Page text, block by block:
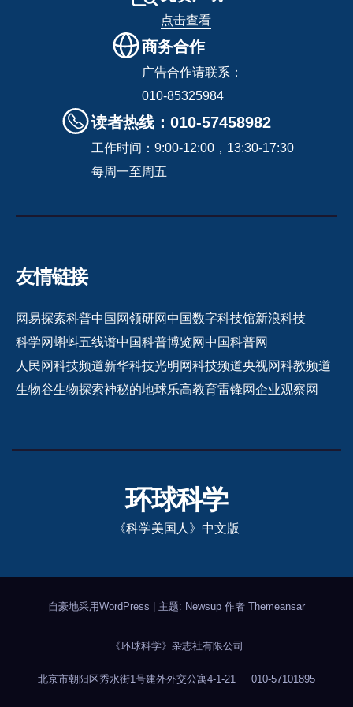
点击查看
商务合作
广告合作请联系：
010-85325984
读者热线：010-57458982
工作时间：9:00-12:00，13:30-17:30
每周一至周五
友情链接
网易探索科普中国网领研网中国数字科技馆新浪科技
科学网蝌蚪五线谱中国科普博览网中国科普网
人民网科技频道新华科技光明网科技频道央视网科教频道
生物谷生物探索神秘的地球乐高教育雷锋网企业观察网
环球科学
《科学美国人》中文版
自豪地采用WordPress | 主题: Newsup 作者 Themeansar
《环球科学》杂志社有限公司
北京市朝阳区秀水街1号建外外交公寓4-1-21 010-57101895